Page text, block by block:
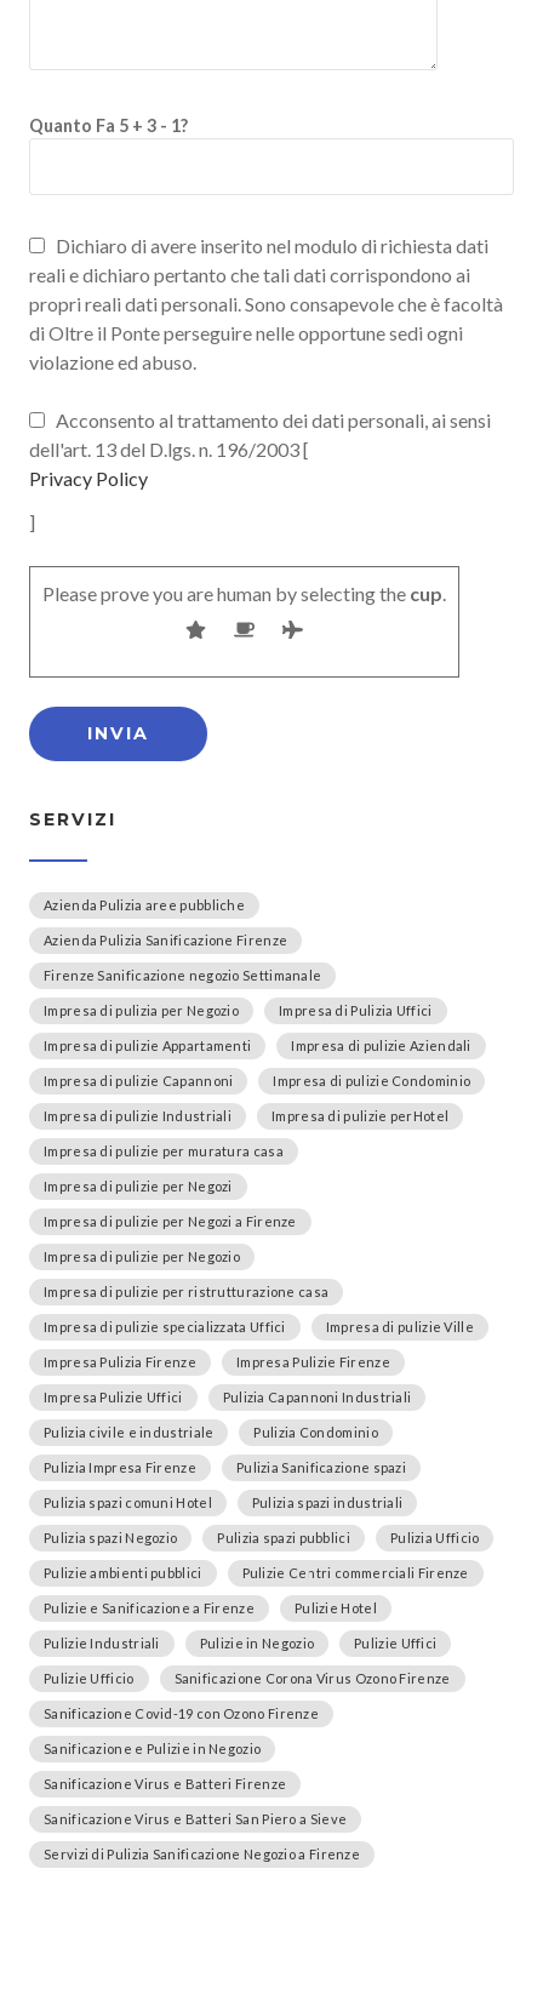
Quanto Fa 5 + 3 - 1?
Dichiaro di avere inserito nel modulo di richiesta dati
reali e dichiaro pertanto che tali dati corrispondono ai
propri reali dati personali. Sono consapevole che è facoltà
di Oltre il Ponte perseguire nelle opportune sedi ogni
violazione ed abuso.
Acconsento al trattamento dei dati personali, ai sensi
dell'art. 13 del D.lgs. n. 196/2003 [
Privacy Policy
]
Please prove you are human by selecting the cup.
SERVIZI
Azienda Pulizia aree pubbliche
Azienda Pulizia Sanificazione Firenze
Firenze Sanificazione negozio Settimanale
Impresa di pulizia per Negozio Impresa di Pulizia Uffici
Impresa di pulizie Appartamenti Impresa di pulizie Aziendali
Impresa di pulizie Capannoni Impresa di pulizie Condominio
Impresa di pulizie Industriali Impresa di pulizie perHotel
Impresa di pulizie per muratura casa
Impresa di pulizie per Negozi
Impresa di pulizie per Negozi a Firenze
Impresa di pulizie per Negozio
Impresa di pulizie per ristrutturazione casa
Impresa di pulizie specializzata Uffici Impresa di pulizie Ville
Impresa Pulizia Firenze Impresa Pulizie Firenze
Impresa Pulizie Uffici Pulizia Capannoni Industriali
Pulizia civile e industriale Pulizia Condominio
Pulizia Impresa Firenze Pulizia Sanificazione spazi
Pulizia spazi comuni Hotel Pulizia spazi industriali
Pulizia spazi Negozio Pulizia spazi pubblici Pulizia Ufficio
Pulizie ambienti pubblici Pulizie Centri commerciali Firenze
Pulizie e Sanificazione a Firenze Pulizie Hotel
Pulizie Industriali Pulizie in Negozio Pulizie Uffici
Pulizie Ufficio Sanificazione Corona Virus Ozono Firenze
Sanificazione Covid-19 con Ozono Firenze
Sanificazione e Pulizie in Negozio
Sanificazione Virus e Batteri Firenze
Sanificazione Virus e Batteri San Piero a Sieve
Servizi di Pulizia Sanificazione Negozio a Firenze